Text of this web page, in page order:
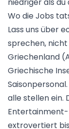
Wo die Jobs
Lass uns über
sprechen,
Griechenland
Griechische
alle stellen ein.
Entertainment-
extrovertiert